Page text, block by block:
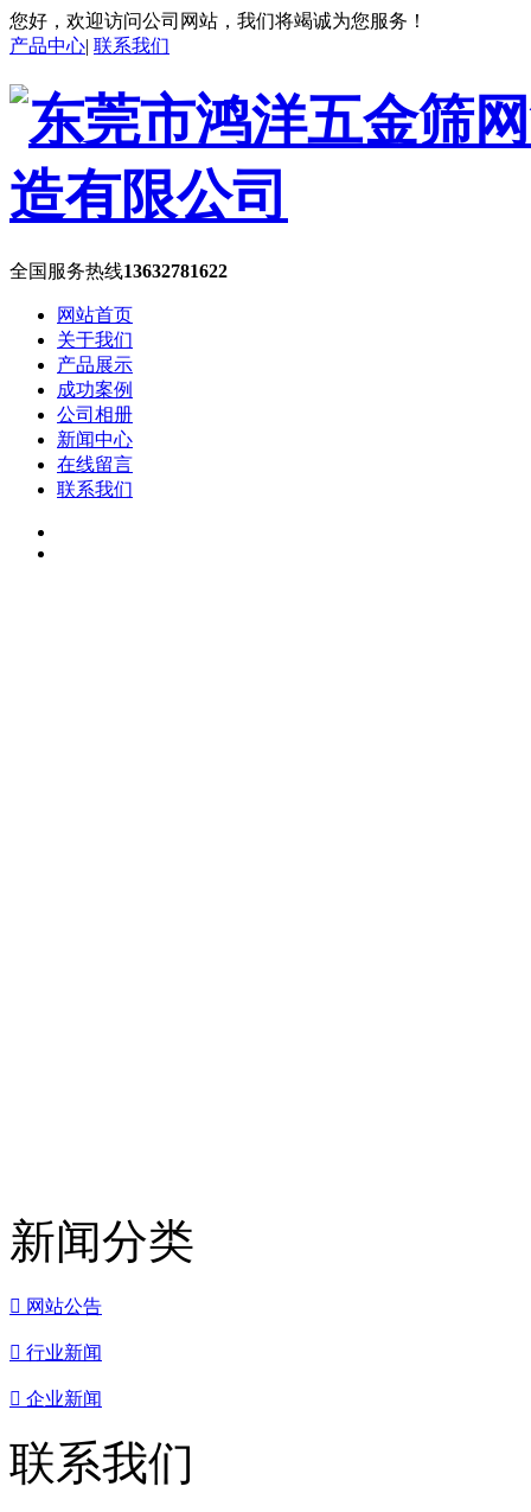
您好，欢迎访问公司网站，我们将竭诚为您服务！
产品中心| 联系我们
全国服务热线13632781622
网站首页
关于我们
产品展示
成功案例
公司相册
新闻中心
在线留言
联系我们
新闻分类
 网站公告
 行业新闻
 企业新闻
联系我们